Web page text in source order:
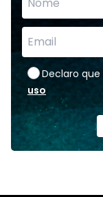
Declaro
uso